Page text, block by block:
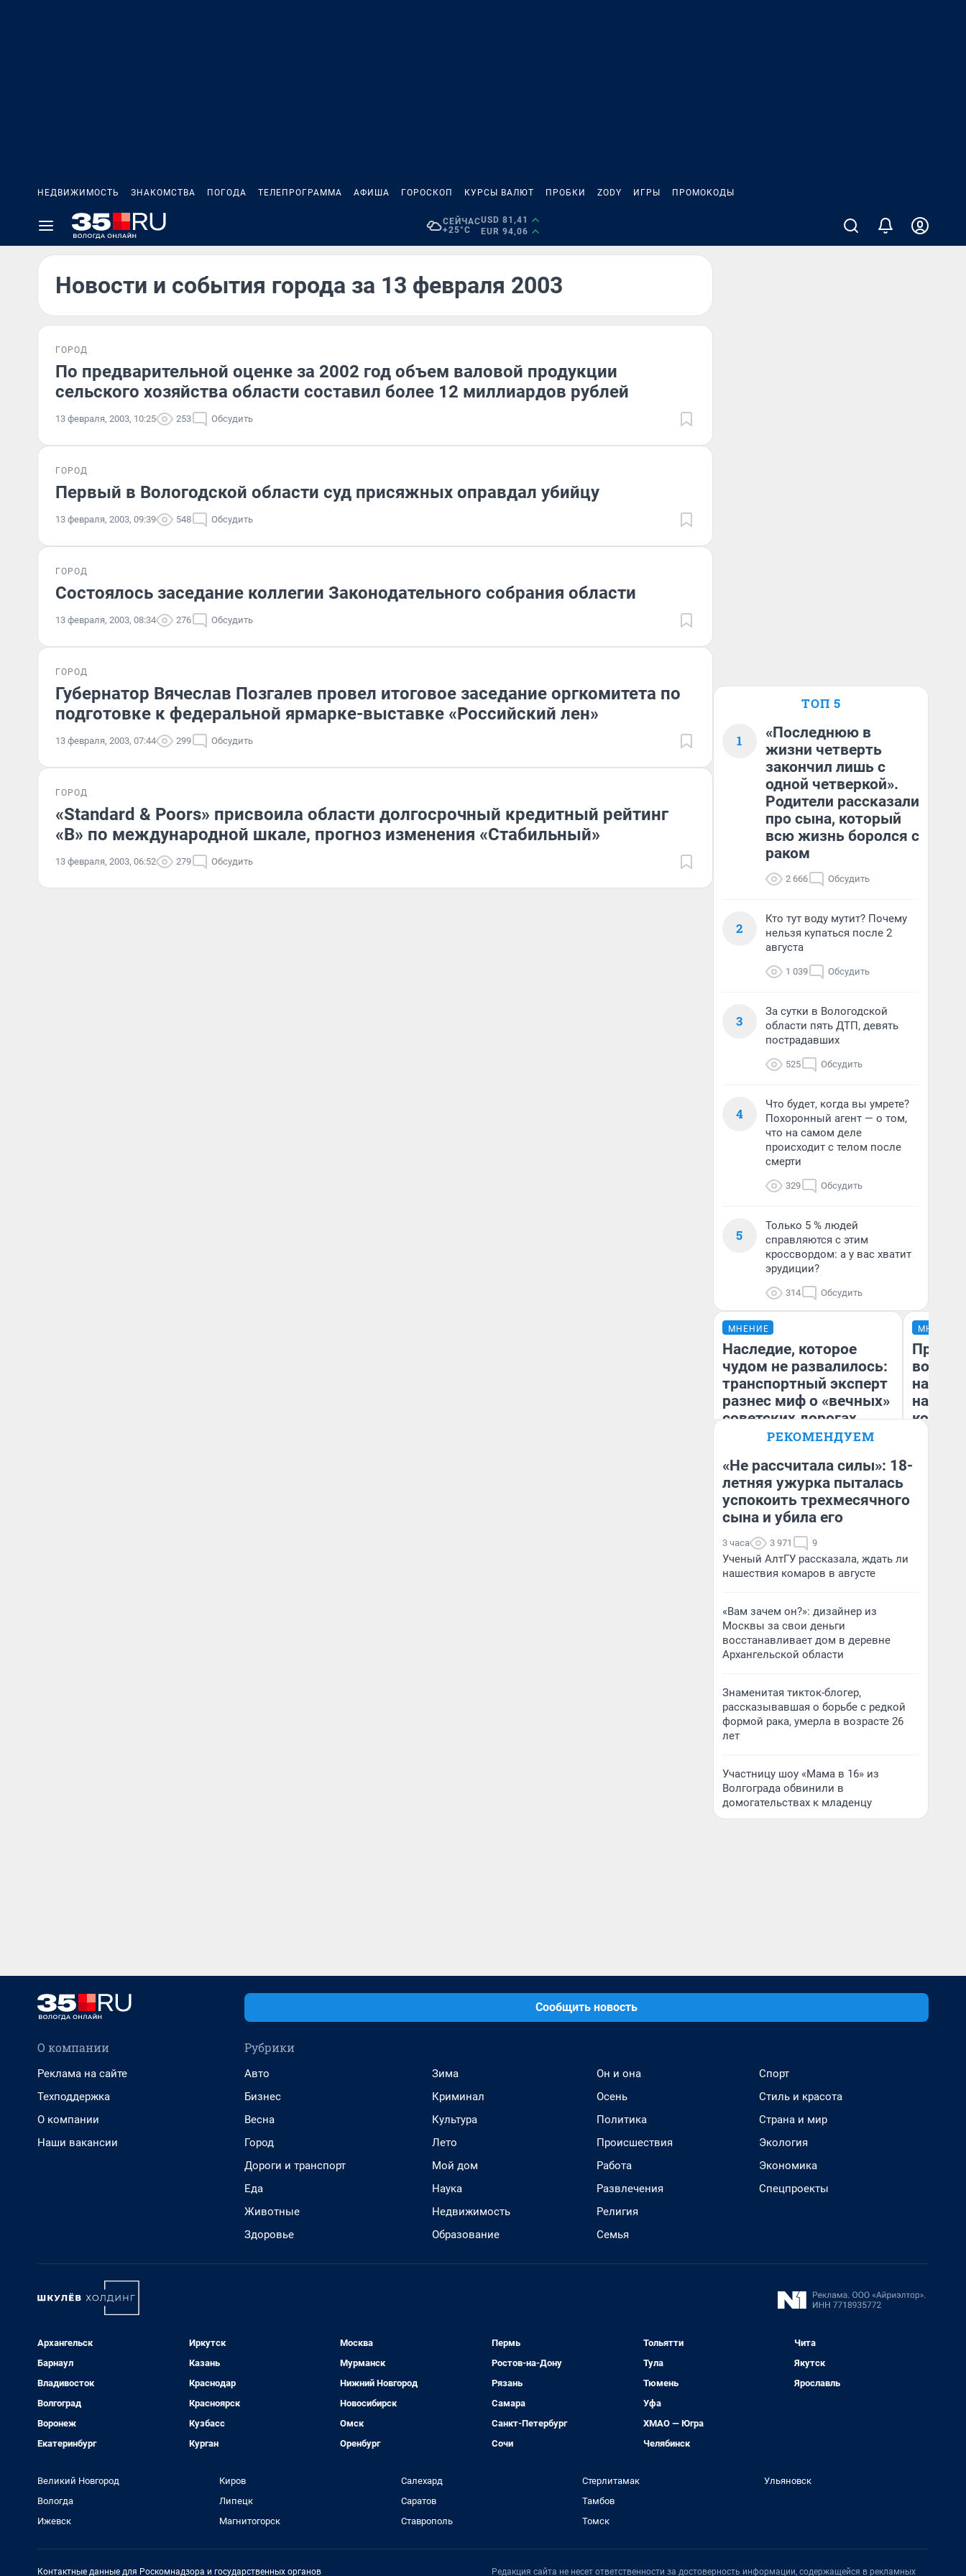
НЕДВИЖИМОСТЬ ЗНАКОМСТВА ПОГОДА ТЕЛЕПРОГРАММА АФИША ГОРОСКОП КУРСЫ ВАЛЮТ ПРОБКИ ZODY ИГРЫ ПРОМОКОДЫ
СЕЙЧАС
+25°C
USD 81,41
EUR 94,06
Новости и события города за 13 февраля 2003
ГОРОД
По предварительной оценке за 2002 год объем валовой продукции
сельского хозяйства области составил более 12 миллиардов рублей
13 февраля, 2003, 10:25 253 Обсудить
ГОРОД
Первый в Вологодской области суд присяжных оправдал убийцу
13 февраля, 2003, 09:39 548 Обсудить
ГОРОД
Состоялось заседание коллегии Законодательного собрания области
13 февраля, 2003, 08:34 276 Обсудить
ГОРОД
Губернатор Вячеслав Позгалев провел итоговое заседание оргкомитета по
подготовке к федеральной ярмарке-выставке «Российский лен»
13 февраля, 2003, 07:44 299 Обсудить
ГОРОД
«Standard & Poors» присвоила области долгосрочный кредитный рейтинг
«В» по международной шкале, прогноз изменения «Стабильный»
13 февраля, 2003, 06:52 279 Обсудить
ТОП 5
1
«Последнюю в
жизни четверть
закончил лишь с
одной четверкой».
Родители рассказали
про сына, который
всю жизнь боролся с
раком
2 666 Обсудить
2
Кто тут воду мутит? Почему
нельзя купаться после 2
августа
1 039 Обсудить
3
За сутки в Вологодской
области пять ДТП, девять
пострадавших
525 Обсудить
4
Что будет, когда вы умрете?
Похоронный агент — о том,
что на самом деле
происходит с телом после
смерти
329 Обсудить
5
Только 5 % людей
справляются с этим
кроссвордом: а у вас хватит
эрудиции?
314 Обсудить
МНЕНИЕ
Наследие, которое
чудом не развалилось:
транспортный эксперт
разнес миф о «вечных»
советских дорогах
Олег Арефьев
Блогер, предприниматель,
владелец в транспортном
бизнесе
МНЕНИЕ
нам
РЕКОМЕНДУЕМ
«Не рассчитала силы»: 18-
летняя ужурка пыталась
успокоить трехмесячного
сына и убила его
3 часа 3 971 9
Ученый АлтГУ рассказала, ждать ли
нашествия комаров в августе
«Вам зачем он?»: дизайнер из
Москвы за свои деньги
восстанавливает дом в деревне
Архангельской области
Знаменитая тикток-блогер,
рассказывавшая о борьбе с редкой
формой рака, умерла в возрасте 26
лет
Участницу шоу «Мама в 16» из
Волгограда обвинили в
домогательствах к младенцу
Сообщить новость
О компании
Реклама на сайте
Техподдержка
О компании
Наши вакансии
Рубрики
Авто
Бизнес
Весна
Город
Дороги и транспорт
Еда
Животные
Здоровье
Зима
Криминал
Культура
Лето
Мой дом
Наука
Недвижимость
Образование
Он и она
Осень
Политика
Происшествия
Работа
Развлечения
Религия
Семья
Спорт
Стиль и красота
Страна и мир
Экология
Экономика
Спецпроекты
Архангельск
Барнаул
Владивосток
Волгоград
Воронеж
Екатеринбург
Иркутск
Казань
Краснодар
Красноярск
Кузбасс
Курган
Москва
Мурманск
Нижний Новгород
Новосибирск
Омск
Оренбург
Пермь
Ростов-на-Дону
Рязань
Самара
Санкт-Петербург
Сочи
Тольятти
Тула
Тюмень
Уфа
ХМАО — Югра
Челябинск
Чита
Якутск
Ярославль
Великий Новгород
Вологда
Ижевск
Киров
Липецк
Магнитогорск
Салехард
Саратов
Ставрополь
Стерлитамак
Тамбов
Томск
Ульяновск
Контактные данные для Роскомнадзора и государственных органов Редакция сайта не несет ответственности за достоверность информации, содержащейся в рекламных